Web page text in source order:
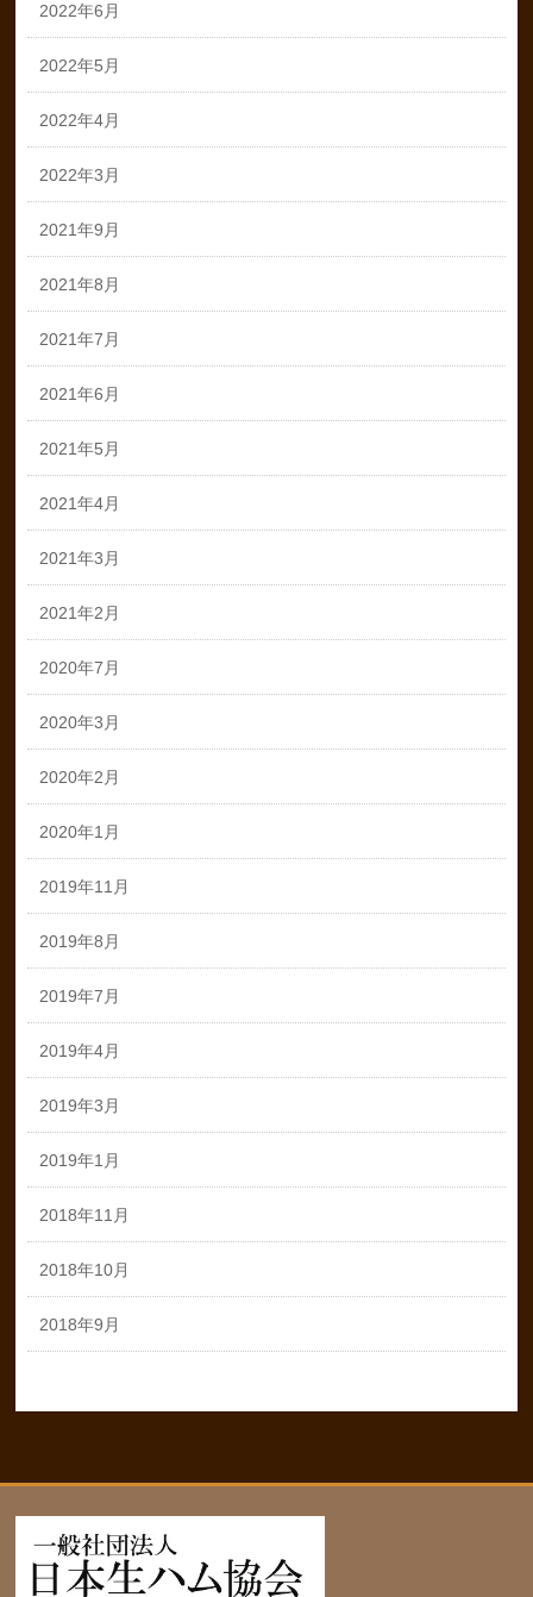
2022年6月
2022年5月
2022年4月
2022年3月
2021年9月
2021年8月
2021年7月
2021年6月
2021年5月
2021年4月
2021年3月
2021年2月
2020年7月
2020年3月
2020年2月
2020年1月
2019年11月
2019年8月
2019年7月
2019年4月
2019年3月
2019年1月
2018年11月
2018年10月
2018年9月